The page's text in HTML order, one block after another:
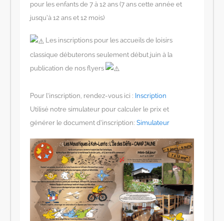
pour les enfants de 7 à 12 ans (7 ans cette année et
jusqu’à 12 ans et 12 mois)
Les inscriptions pour les accueils de loisirs
classique débuterons seulement début juin à la
publication de nos flyers
Pour l’inscription, rendez-vous ici : Inscription
Utilisé notre simulateur pour calculer le prix et
générer le document d’inscription:Simulateur